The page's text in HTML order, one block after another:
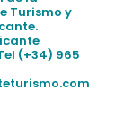
Turismo y
(+34) 965